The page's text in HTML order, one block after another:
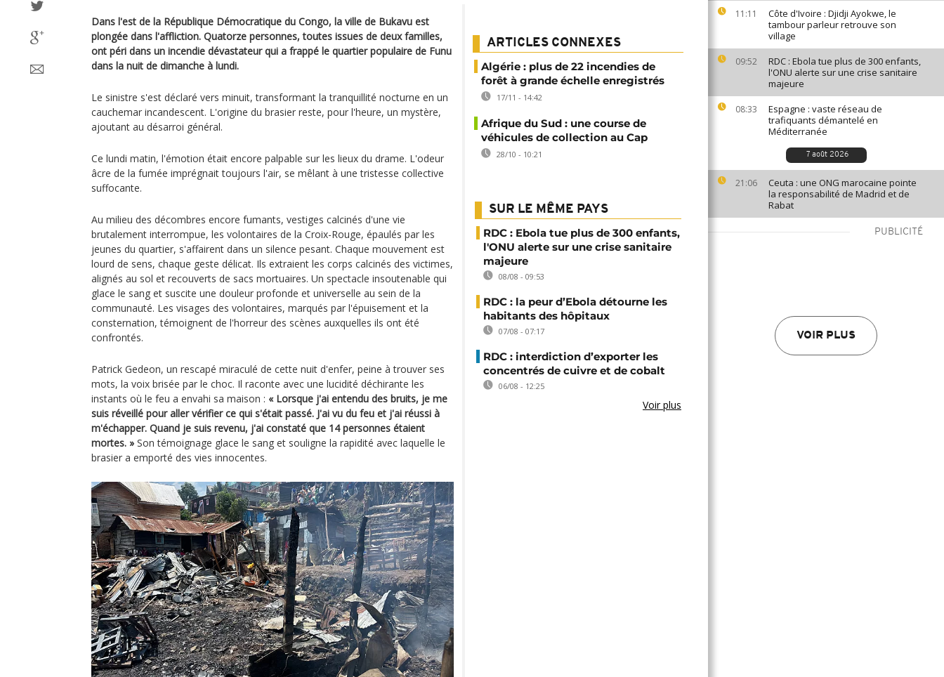
11:11
Côte d'Ivoire : Djidji Ayokwe, le
tambour parleur retrouve son
village
09:52
RDC : Ebola tue plus de 300 enfants,
l'ONU alerte sur une crise sanitaire
majeure
08:33
Espagne : vaste réseau de
trafiquants démantelé en
Méditerranée
7 août 2026
21:06
Ceuta : une ONG marocaine pointe
la responsabilité de Madrid et de
Rabat
PUBLICITÉ
VOIR PLUS
Dans l'est de la République Démocratique du Congo, la ville de Bukavu est
plongée dans l'affliction. Quatorze personnes, toutes issues de deux familles,
ont péri dans un incendie dévastateur qui a frappé le quartier populaire de Funu
dans la nuit de dimanche à lundi.
Le sinistre s'est déclaré vers minuit, transformant la tranquillité nocturne en un
cauchemar incandescent. L'origine du brasier reste, pour l'heure, un mystère,
ajoutant au désarroi général.
Ce lundi matin, l'émotion était encore palpable sur les lieux du drame. L'odeur
âcre de la fumée imprégnait toujours l'air, se mêlant à une tristesse collective
suffocante.
Au milieu des décombres encore fumants, vestiges calcinés d'une vie
brutalement interrompue, les volontaires de la Croix-Rouge, épaulés par les
jeunes du quartier, s'affairent dans un silence pesant. Chaque mouvement est
lourd de sens, chaque geste délicat. Ils extraient les corps calcinés des victimes,
alignés au sol et recouverts de sacs mortuaires. Un spectacle insoutenable qui
glace le sang et suscite une douleur profonde et universelle au sein de la
communauté. Les visages des volontaires, marqués par l'épuisement et la
consternation, témoignent de l'horreur des scènes auxquelles ils ont été
confrontés.
Patrick Gedeon, un rescapé miraculé de cette nuit d'enfer, peine à trouver ses
mots, la voix brisée par le choc. Il raconte avec une lucidité déchirante les
instants où le feu a envahi sa maison : « Lorsque j'ai entendu des bruits, je me
suis réveillé pour aller vérifier ce qui s'était passé. J'ai vu du feu et j'ai réussi à
m'échapper. Quand je suis revenu, j'ai constaté que 14 personnes étaient
mortes. » Son témoignage glace le sang et souligne la rapidité avec laquelle le
brasier a emporté des vies innocentes.
ARTICLES CONNEXES
Algérie : plus de 22 incendies de
forêt à grande échelle enregistrés
17/11 - 14:42
Afrique du Sud : une course de
véhicules de collection au Cap
28/10 - 10:21
SUR LE MÊME PAYS
RDC : Ebola tue plus de 300 enfants,
l'ONU alerte sur une crise sanitaire
majeure
08/08 - 09:53
RDC : la peur d’Ebola détourne les
habitants des hôpitaux
07/08 - 07:17
RDC : interdiction d’exporter les
concentrés de cuivre et de cobalt
06/08 - 12:25
Voir plus